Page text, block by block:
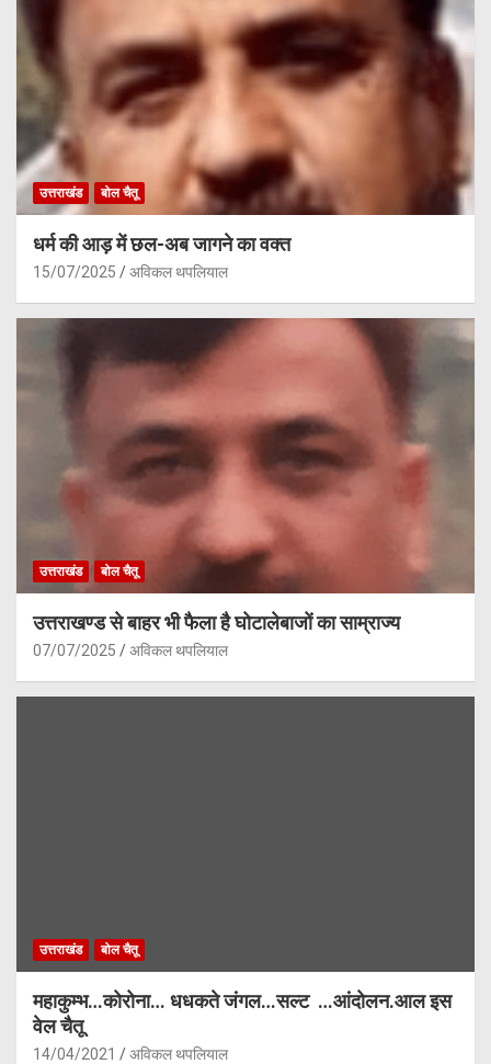
उत्तराखंड बोल चैतू
धर्म की आड़ में छल-अब जागने का वक्त
15/07/2025 अविकल थपलियाल
उत्तराखंड बोल चैतू
उत्तराखण्ड से बाहर भी फैला है घोटालेबाजों का साम्राज्य
07/07/2025 अविकल थपलियाल
उत्तराखंड बोल चैतू
महाकुम्भ…कोरोना… धधकते जंगल…सल्ट …आंदोलन.आल इस
वेल चैतू
14/04/2021 अविकल थपलियाल